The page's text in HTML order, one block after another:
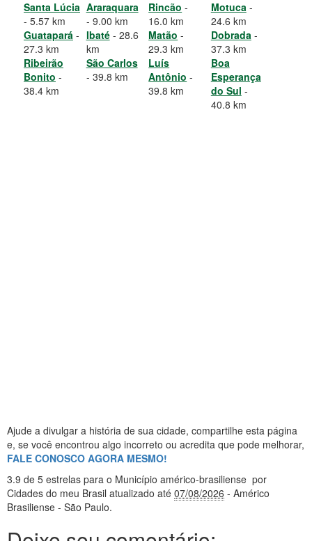
Santa Lúcia
- 5.57 km
Araraquara
- 9.00 km
Rincão -
16.0 km
Motuca-
24.6 km
Guatapará -
27.3 km
Ibaté- 28.6
km
Matão -
29.3 km
Dobrada-
37.3 km
Ribeirão
Bonito -
38.4 km
São Carlos
- 39.8 km
Luís
Antônio -
39.8 km
Boa
Esperança
do Sul -
40.8 km
Ajude a divulgar a história de sua cidade, compartilhe esta página
e, se você encontrou algo incorreto ou acredita que pode melhorar,
FALE CONOSCO AGORA MESMO!
3.9 de 5 estrelas para o Município américo-brasiliense por
Cidades do meu Brasil atualizado até 07/08/2026 - Américo
Brasiliense - São Paulo.